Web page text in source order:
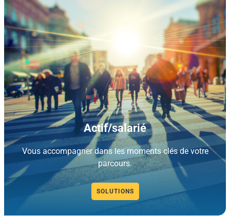
Actif/salarié
Vous accompagner dans les moments clés de votre
parcours.
SOLUTIONS